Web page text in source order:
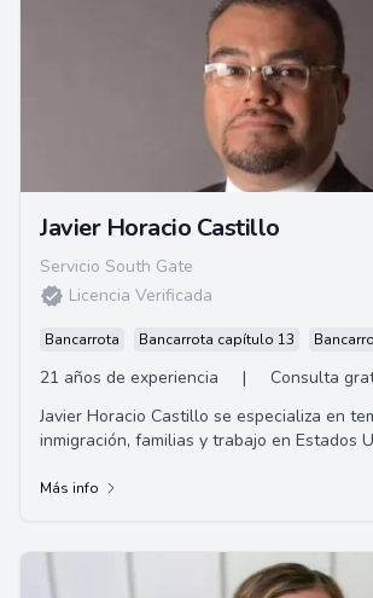
Javier Horacio Castillo
Servicio South Gate
Licencia Verificada
Bancarrota Bancarrota capítulo 13
21 años de experiencia |
Consulta
Javier Horacio Castillo se especializa en
inmigración, familias y trabajo en Estados
Más info